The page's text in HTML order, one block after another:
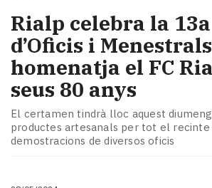
Rialp celebra la
d’Oficis i
homenatja el FC
seus 80 anys
El certamen tindrà lloc aquest
productes artesanals per tot el
demostracions de diversos oficis